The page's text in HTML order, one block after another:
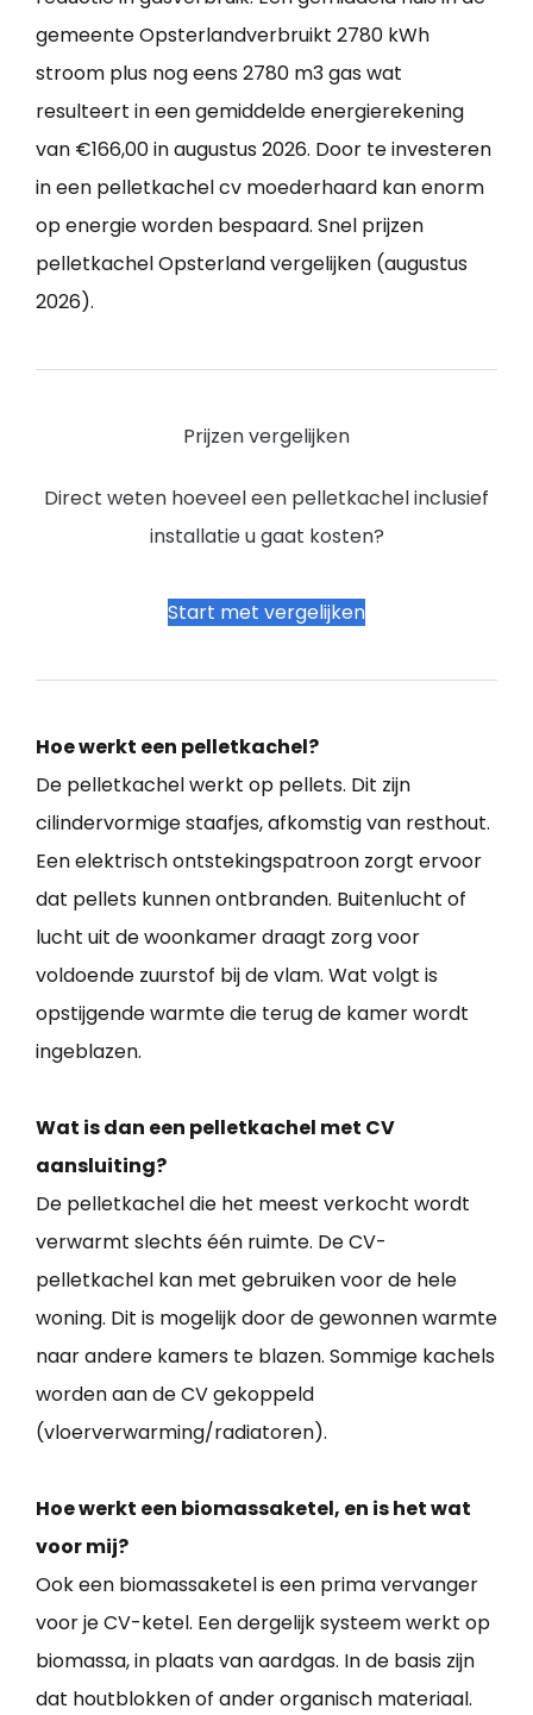
gemeente Opsterlandverbruikt 2780 kWh
stroom plus nog eens 2780 m3 gas wat
resulteert in een gemiddelde energierekening
van €166,00 in augustus 2026. Door te investeren
in een pelletkachel cv moederhaard kan enorm
op energie worden bespaard. Snel prijzen
pelletkachel Opsterland vergelijken (augustus
2026).
Prijzen vergelijken
Direct weten hoeveel een pelletkachel inclusief
installatie u gaat kosten?
Start met vergelijken
Hoe werkt een pelletkachel?
De pelletkachel werkt op pellets. Dit zijn
cilindervormige staafjes, afkomstig van resthout.
Een elektrisch ontstekingspatroon zorgt ervoor
dat pellets kunnen ontbranden. Buitenlucht of
lucht uit de woonkamer draagt zorg voor
voldoende zuurstof bij de vlam. Wat volgt is
opstijgende warmte die terug de kamer wordt
ingeblazen.
Wat is dan een pelletkachel met CV
aansluiting?
De pelletkachel die het meest verkocht wordt
verwarmt slechts één ruimte. De CV-
pelletkachel kan met gebruiken voor de hele
woning. Dit is mogelijk door de gewonnen warmte
naar andere kamers te blazen. Sommige kachels
worden aan de CV gekoppeld
(vloerverwarming/radiatoren).
Hoe werkt een biomassaketel, en is het wat
voor mij?
Ook een biomassaketel is een prima vervanger
voor je CV-ketel. Een dergelijk systeem werkt op
biomassa, in plaats van aardgas. In de basis zijn
dat houtblokken of ander organisch materiaal.